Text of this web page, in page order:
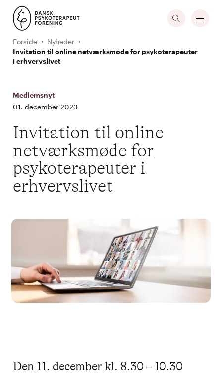
Forside
Nyheder
Invitation til online netværksmøde for psykoterapeuter
i erhvervslivet
Medlemsnyt
01. december 2023
Invitation til online
netværksmøde for
psykoterapeuter i
erhvervslivet
Den 11. december kl. 8.30 – 10.30